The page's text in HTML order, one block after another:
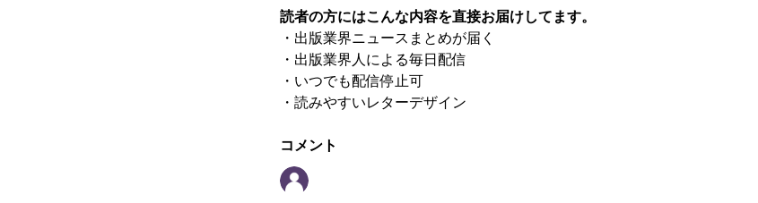
読者の方にはこんな内容を直接お届けしてます。
・出版業界ニュースまとめが届く
・出版業界人による毎日配信
・いつでも配信停止可
・読みやすいレターデザイン
コメント